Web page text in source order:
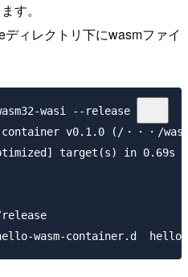
す。
ィレクトリ下にwasmファイ
wasi --release
v0.1.0 (/・・・/
target(s) in 0.69s